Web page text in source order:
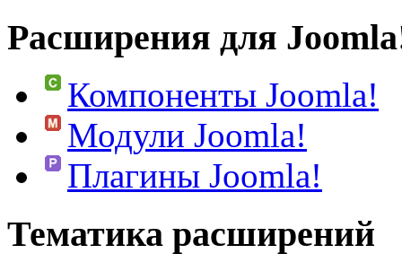
Расширения для
Компоненты Joomla!
Модули Joomla!
Плагины Joomla!
Тематика расширений